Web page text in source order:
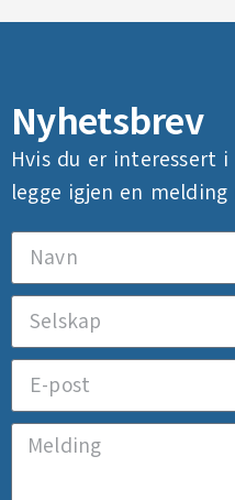
Nyhetsbrev
Hvis du er interessert
legge igjen en